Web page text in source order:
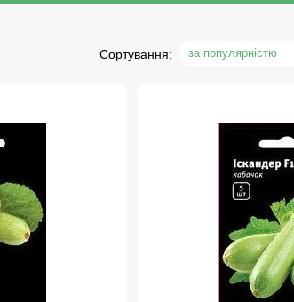
Сортування: за популярністю